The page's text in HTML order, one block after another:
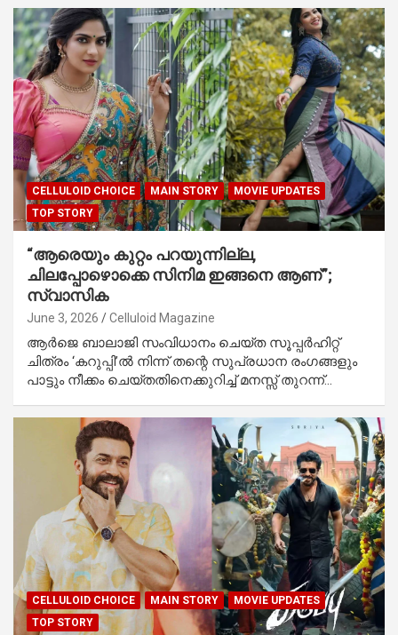
CELLULOID CHOICE MAIN STORY
MOVIE UPDATES
TOP STORY
“ആരെയും കുറ്റം പറയുന്നില്ല,
ചിലപ്പോഴൊക്കെ സിനിമ ഇങ്ങനെ ആണ്”;
സ്വാസിക
June 3, 2026 Celluloid Magazine
ആർജെ ബാലാജി സംവിധാനം ചെയ്ത സൂപ്പർഹിറ്റ്
ചിത്രം ‘കറുപ്പി’ൽ നിന്ന് തന്റെ സുപ്രധാന രംഗങ്ങളും
പാട്ടും നീക്കം ചെയ്തതിനെക്കുറിച്ച് മനസ്സ് തുറന്ന്…
CELLULOID CHOICE MAIN STORY
MOVIE UPDATES
TOP STORY